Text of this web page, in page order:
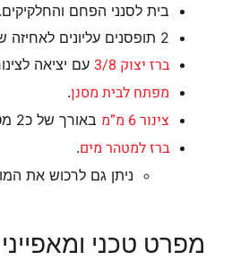
בית לסנני הפחם והחלקיקים.
2 תופסנים עליונים לאחיזה של סנן הקוקוס השוכב מעל.
ברז יצוק 3/8 עם יציאה לצינור 6
מפתח לבית מסנן.
צינור 6 מ”מ באורך של כ2 מטר.
ברז למטהר מים.
ניתן גם לרכוש את
מפרט טכני